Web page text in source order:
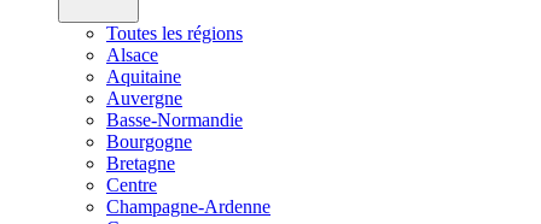
Toutes les régions
Alsace
Aquitaine
Auvergne
Basse-Normandie
Bourgogne
Bretagne
Centre
Champagne-Ardenne